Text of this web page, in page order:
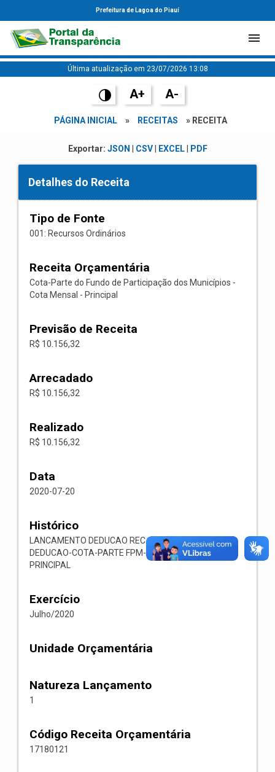
Prefeitura de Lagoa do Piauí
Última atualização em 23/07/2026 13:08
A+ A-
PÁGINA INICIAL » RECEITAS » RECEITA
Exportar: JSON CSV| EXCEL| PDF
Detalhes do Receita
Tipo de Fonte
001: Recursos Ordinários
Receita Orçamentária
Cota-Parte do Fundo de Participação dos Municípios -
Cota Mensal - Principal
Previsão de Receita
R$ 10.156,32
Arrecadado
R$ 10.156,32
Realizado
R$ 10.156,32
Data
2020-07-20
Histórico
LANCAMENTO DEDUCAO REC. N.2700-9510.00.0.0.00-
DEDUCAO-COTA-PARTE FPM-COTA MENSAL-
PRINCIPAL
Exercício
Julho/2020
Unidade Orçamentária
Natureza Lançamento
1
Código Receita Orçamentária
17180121